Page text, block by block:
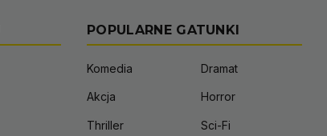
POPULARNE GATUNKI
Komedia Dramat
Akcja Horror
Thriller Sci-Fi